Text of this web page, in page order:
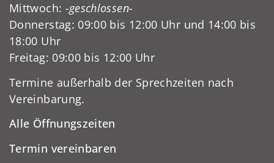
Mittwoch: -geschlossen-
Donnerstag: 09:00 bis 12:00 Uhr und 14:00 bis
18:00 Uhr
Freitag: 09:00 bis 12:00 Uhr
Termine außerhalb der Sprechzeiten nach
Vereinbarung.
Alle Öffnungszeiten
Termin vereinbaren